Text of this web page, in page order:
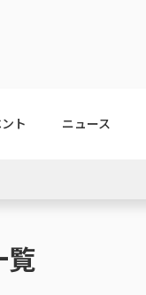
ト ニュース
覧